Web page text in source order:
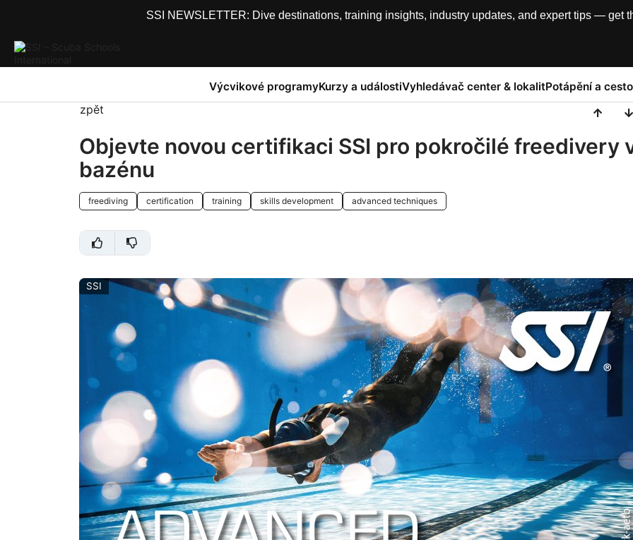
SSI NEWSLETTER: Dive destinations, training insights, industry updates, and expert tips — get
Výcvikové programyKurzy a událostiVyhledávač center & lokalitPotápění a
zpět
Objevte novou certifikaci SSI pro pokročilé freedivery
bazénu
freediving certification training skills development advanced techniques
SSI